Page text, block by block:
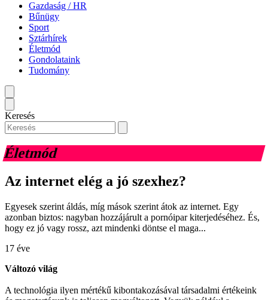
Gazdaság / HR
Bűnügy
Sport
Sztárhírek
Életmód
Gondolataink
Tudomány
Keresés
Életmód
Az internet elég a jó szexhez?
Egyesek szerint áldás, míg mások szerint átok az internet. Egy
azonban biztos: nagyban hozzájárult a pornóipar kiterjedéséhez. És,
hogy ez jó vagy rossz, azt mindenki döntse el maga...
17 éve
Változó világ
A technológia ilyen mértékű kibontakozásával társadalmi értékeink